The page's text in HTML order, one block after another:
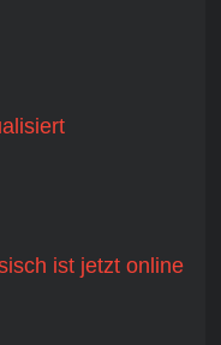
ist jetzt online